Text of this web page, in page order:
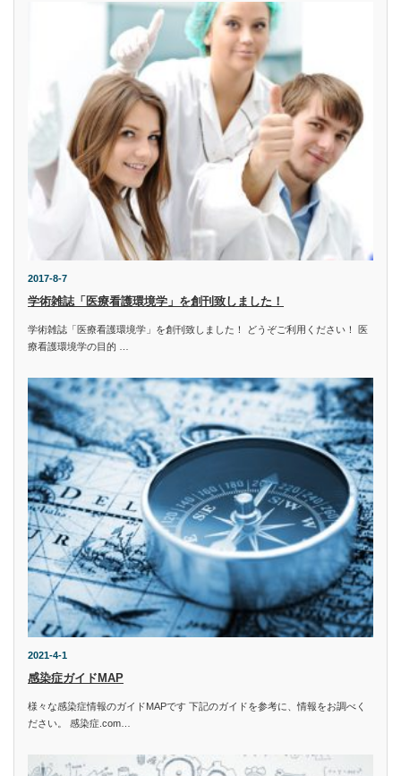
2017-8-7
学術雑誌「医療看護環境学」を創刊致しました！
学術雑誌「医療看護環境学」を創刊致しました！ どうぞご利用ください！ 医
療看護環境学の目的 …
2021-4-1
感染症ガイドMAP
様々な感染症情報のガイドMAPです 下記のガイドを参考に、情報をお調べく
ださい。 感染症.com…